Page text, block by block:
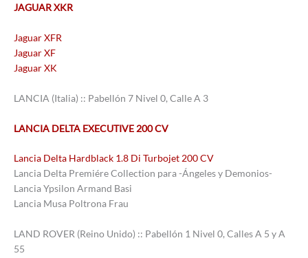
JAGUAR XKR
Jaguar XFR
Jaguar XF
Jaguar XK
LANCIA (Italia) :: Pabellón 7 Nivel 0, Calle A 3
LANCIA DELTA EXECUTIVE 200 CV
Lancia Delta Hardblack 1.8 Di Turbojet 200 CV
Lancia Delta Premiére Collection para -Ángeles y Demonios-
Lancia Ypsilon Armand Basi
Lancia Musa Poltrona Frau
LAND ROVER (Reino Unido) :: Pabellón 1 Nivel 0, Calles A 5 y A
55